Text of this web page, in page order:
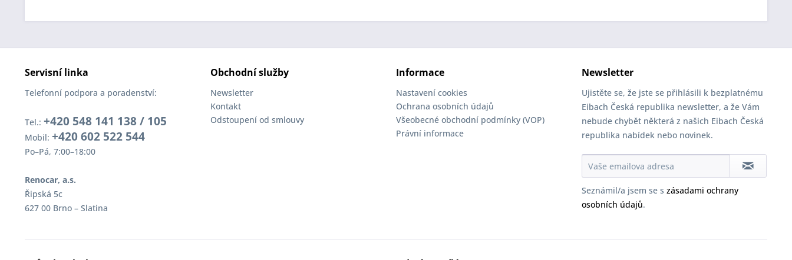
Servisní linka
Telefonní podpora a poradenství:
Tel.: +420 548 141 138 / 105
Mobil: +420 602 522 544
Po–Pá, 7:00–18:00
Renocar, a.s.
Řipská 5c
627 00 Brno – Slatina
Obchodní služby
Newsletter
Kontakt
Odstoupení od smlouvy
Informace
Nastavení cookies
Ochrana osobních údajů
Všeobecné obchodní podmínky (VOP)
Právní informace
Newsletter
Ujistěte se, že jste se přihlásili k bezplatnému
Eibach Česká republika newsletter, a že Vám
nebude chybět některá z našich Eibach Česká
republika nabídek nebo novinek.
Seznámil/a jsem se s zásadami ochrany
osobních údajů.